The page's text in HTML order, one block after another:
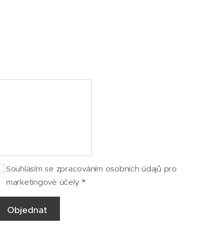
Souhlasím se zpracováním osobních údajů pro
marketingové účely
Objednat